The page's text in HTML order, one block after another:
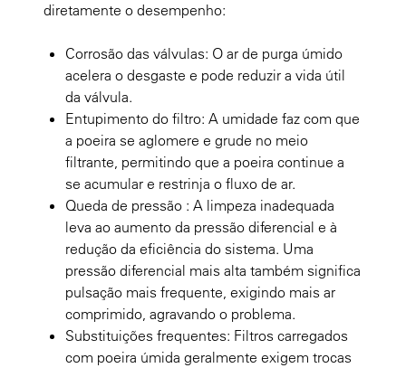
diretamente o desempenho:
Corrosão das válvulas: O ar de purga úmido
acelera o desgaste e pode reduzir a vida útil
da válvula.
Entupimento do filtro: A umidade faz com que
a poeira se aglomere e grude no meio
filtrante, permitindo que a poeira continue a
se acumular e restrinja o fluxo de ar.
Queda de pressão : A limpeza inadequada
leva ao aumento da pressão diferencial e à
redução da eficiência do sistema. Uma
pressão diferencial mais alta também significa
pulsação mais frequente, exigindo mais ar
comprimido, agravando o problema.
Substituições frequentes: Filtros carregados
com poeira úmida geralmente exigem trocas